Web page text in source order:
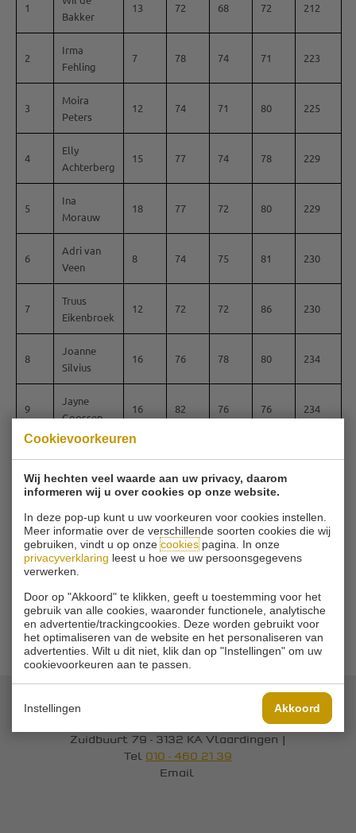
Cookievoorkeuren
Wij hechten veel waarde aan uw privacy, daarom
informeren wij u over cookies op onze website.
In deze pop-up kunt u uw voorkeuren voor cookies instellen.
Meer informatie over de verschillende soorten cookies die wij
gebruiken, vindt u op onzecookiespagina. In onze
privacyverklaring leest u hoe we uw persoonsgegevens
verwerken.
Door op "Akkoord" te klikken, geeft u toestemming voor het
gebruik van alle cookies, waaronder functionele, analytische
en advertentie/trackingcookies. Deze worden gebruikt voor
het optimaliseren van de website en het personaliseren van
advertenties. Wilt u dit niet, klik dan op "Instellingen" om uw
cookievoorkeuren aan te passen.
Instellingen Akkoord
1
Bakker
13 72 68 72 212
2
Irma
Fehling
7 78 74 71 223
3
Moira
Peters
12 74 71 80 225
4
Elly
Achterberg
15 77 74 78 229
5
Ina
Morauw
18 77 72 80 229
6
Adri van
Veen
8 74 75 81 230
7
Truus
Eikenbroek
12 72 72 86 230
8
Joanne
Silvius
16 76 78 80 234
9
Jayne
Goossen
16 82 76 76 234
10 4 80 81 78 239
Esther van
der Lans
12
Ariette
Silvius
11 87 92 83
13
Laura van
der
Weijden
7 90 86 88 264
© 2026 Golfvereniging Schinkelshoek
Zuidbuurt 79 - 3132 KA Vlaardingen |
Tel 010 - 460 21 39
Email